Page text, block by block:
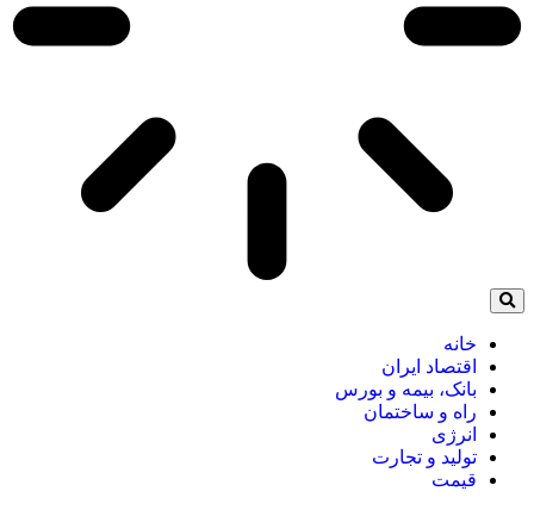
خانه
اقتصاد ایران
بانک، بیمه و بورس
راه و ساختمان
انرژی
تولید و تجارت
قیمت